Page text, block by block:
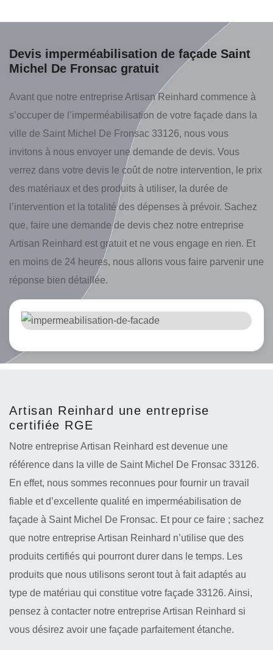
Devis imperméabilisation de façade Saint
Michel De Fronsac gratuit
Avant que notre entreprise Artisan Reinhard commence à
s’occuper de l’imperméabilisation de votre façade dans la
ville de Saint Michel De Fronsac 33126, nous vous
invitons à nous envoyer une demande de devis. Vous
verrez dans votre devis le coût de notre intervention, le prix
des matériaux et des produits à utiliser, la durée de
l’intervention et la totalité des dépenses à prévoir. Sachez
que, faire une demande de devis chez notre entreprise
Artisan Reinhard est gratuit et ne vous engage en rien. Et
en moins de 24 heures, nous allons vous faire parvenir une
réponse bien détaillée.
Artisan Reinhard une entreprise
certifiée RGE
Notre entreprise Artisan Reinhard est devenue une
référence dans la ville de Saint Michel De Fronsac 33126.
En effet, nous sommes reconnues pour fournir un travail
fiable et d’excellente qualité en imperméabilisation de
façade à Saint Michel De Fronsac. Et pour ce faire ; sachez
que notre entreprise Artisan Reinhard n’utilise que des
produits certifiés qui pourront durer dans le temps. Les
produits que nous utilisons seront tout à fait adaptés au
type de matériau qui constitue votre façade 33126. Ainsi,
pensez à contacter notre entreprise Artisan Reinhard si
vous désirez avoir une façade parfaitement étanche.